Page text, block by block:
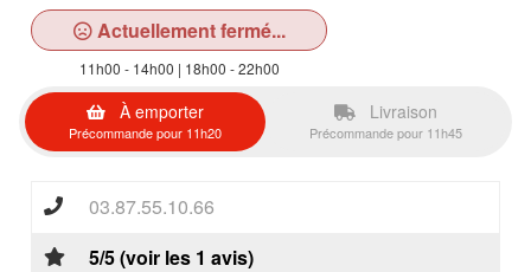
Actuellement fermé...
11h00 - 14h00 | 18h00 - 22h00
À emporter
Précommande pour 11h20
Livraison
Précommande pour 11h45
03.87.55.10.66
5/5 (voir les 1 avis)